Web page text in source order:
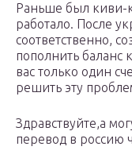
Раньше был киви-
работало. После
соответственно,
пополнить баланс
вас только один
решить эту
Здравствуйте,а
перевод в россию